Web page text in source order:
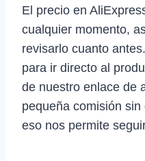
El precio en
cualquier momento,
revisarlo cuanto
para ir directo al
de nuestro enlace de
pequeña comisión
eso nos permite